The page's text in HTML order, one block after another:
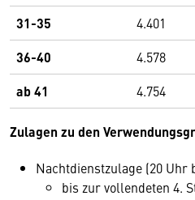
31-35 4.401
36-40 4.578
ab 41 4.754
Zulagen zu den
Nachtdienstzulage (20 Uhr
bis zur vollendeten 4.